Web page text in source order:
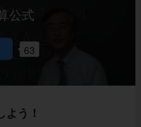
公式
63
う！